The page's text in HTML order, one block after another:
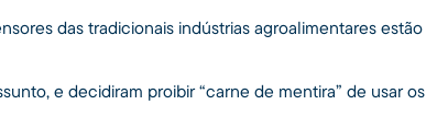
das tradicionais indústrias agroalimentares estão
e decidiram proibir “carne de mentira” de usar os